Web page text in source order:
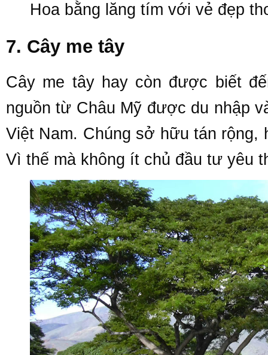
Hoa bằng lăng tím với vẻ đẹp
7. Cây me tây
Cây me tây hay còn được biết
nguồn từ Châu Mỹ được du nhập
Việt Nam. Chúng sở hữu tán rộng,
Vì thế mà không ít chủ đầu tư yêu